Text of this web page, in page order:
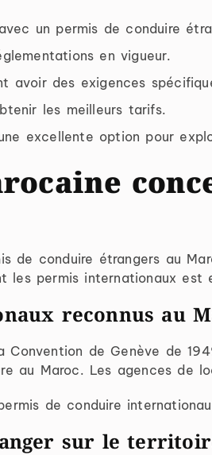
un permis de conduire
en vigueur.
avoir des exigences
les meilleurs tarifs.
excellente option pour
de conduire étrangers au
les permis internationaux est
reconnus au
de Genève de
au Maroc. Les agences de
sur le